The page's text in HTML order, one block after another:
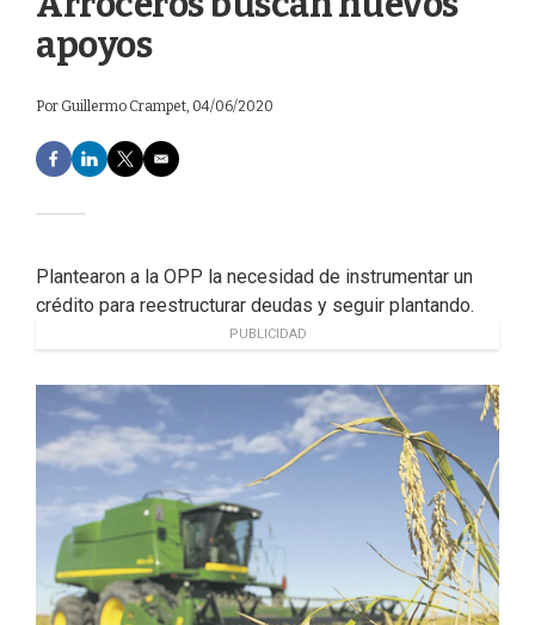
apoyos
Por Guillermo Crampet, 04/06/2020
F
a
e
o
o
k
L
i
d
n
T
w
e
E
m
Plantearon a la OPP la necesidad de instrumentar un
crédito para reestructurar deudas y seguir plantando.
PUBLICIDAD